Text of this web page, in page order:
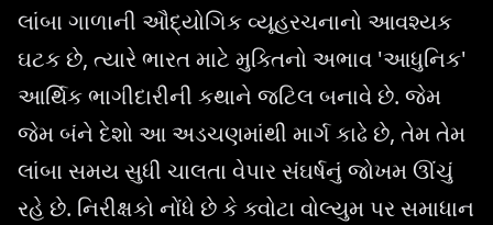
લાંબા ગાળાની ઔદ્યોગિક વ્યૂહરચનાનો આવશ્યક
ઘટક છે, ત્યારે ભારત માટે મુક્તિનો અભાવ 'આધુનિક'
આર્થિક ભાગીદારીની કથાને જટિલ બનાવે છે. જેમ
જેમ બંને દેશો આ અડચણમાંથી માર્ગ કાઢે છે, તેમ તેમ
લાંબા સમય સુધી ચાલતા વેપાર સંઘર્ષનું જોખમ ઊંચું
રહે છે. નિરીક્ષકો નોંધે છે કે ક્વોટા વોલ્યુમ પર સમાધાન